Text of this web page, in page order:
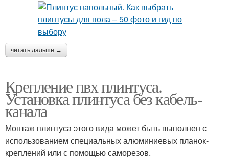
читать дальше →
Крепление пвх плинтуса.
Установка плинтуса без кабель-
канала
Монтаж плинтуса этого вида может быть выполнен с
использованием специальных алюминиевых планок-
креплений или с помощью саморезов.